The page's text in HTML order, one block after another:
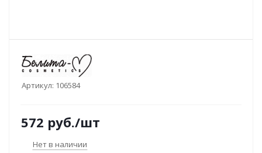
Артикул: 106584
572 руб./шт
Нет в наличии